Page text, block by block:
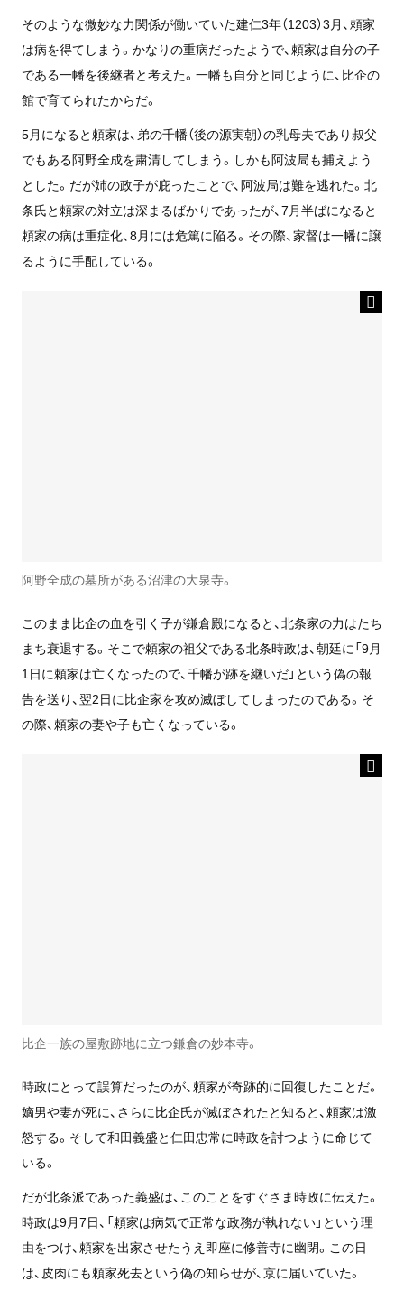
そのような微妙な力関係が働いていた建仁3年（1203）3月、頼家
は病を得てしまう。かなりの重病だったようで、頼家は自分の子
である一幡を後継者と考えた。一幡も自分と同じように、比企の
館で育てられたからだ。
5月になると頼家は、弟の千幡（後の源実朝）の乳母夫であり叔父
でもある阿野全成を粛清してしまう。しかも阿波局も捕えよう
とした。だが姉の政子が庇ったことで、阿波局は難を逃れた。北
条氏と頼家の対立は深まるばかりであったが、7月半ばになると
頼家の病は重症化、8月には危篤に陥る。その際、家督は一幡に譲
るように手配している。
阿野全成の墓所がある沼津の大泉寺。
このまま比企の血を引く子が鎌倉殿になると、北条家の力はたち
まち衰退する。そこで頼家の祖父である北条時政は、朝廷に「9月
1日に頼家は亡くなったので、千幡が跡を継いだ」という偽の報
告を送り、翌2日に比企家を攻め滅ぼしてしまったのである。そ
の際、頼家の妻や子も亡くなっている。
比企一族の屋敷跡地に立つ鎌倉の妙本寺。
時政にとって誤算だったのが、頼家が奇跡的に回復したことだ。
嫡男や妻が死に、さらに比企氏が滅ぼされたと知ると、頼家は激
怒する。そして和田義盛と仁田忠常に時政を討つように命じて
いる。
だが北条派であった義盛は、このことをすぐさま時政に伝えた。
時政は9月7日、「頼家は病気で正常な政務が執れない」という理
由をつけ、頼家を出家させたうえ即座に修善寺に幽閉。この日
は、皮肉にも頼家死去という偽の知らせが、京に届いていた。